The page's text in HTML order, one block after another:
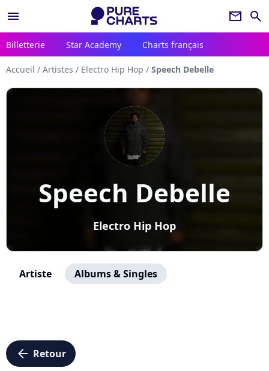
menu newsletter search
Billetterie Star Academy Charts français
Accueil / Artistes / Electro Hip Hop / Speech Debelle
Speech Debelle
Electro Hip Hop
Artiste Albums & Singles
arrow_left Retour